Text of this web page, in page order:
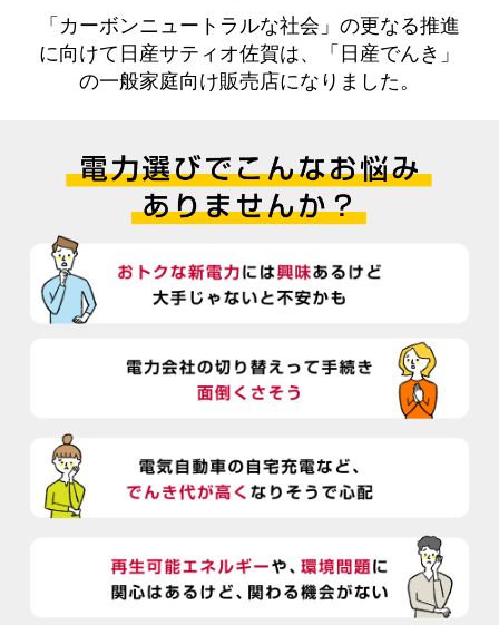
「カーボンニュートラルな社会」の更なる推進
に向けて 日産サティオ佐賀は、「日産でんき」
の一般家庭向け販売店になりました。